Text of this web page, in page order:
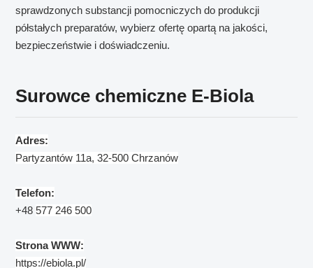
sprawdzonych substancji pomocniczych do produkcji
półstałych preparatów, wybierz ofertę opartą na jakości,
bezpieczeństwie i doświadczeniu.
Surowce chemiczne E-Biola
Adres:
Partyzantów 11a, 32-500 Chrzanów
Telefon:
+48577 246 500
Strona WWW:
https://ebiola.pl/